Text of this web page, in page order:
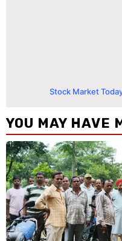
Stock Market
YOU MAY HAVE